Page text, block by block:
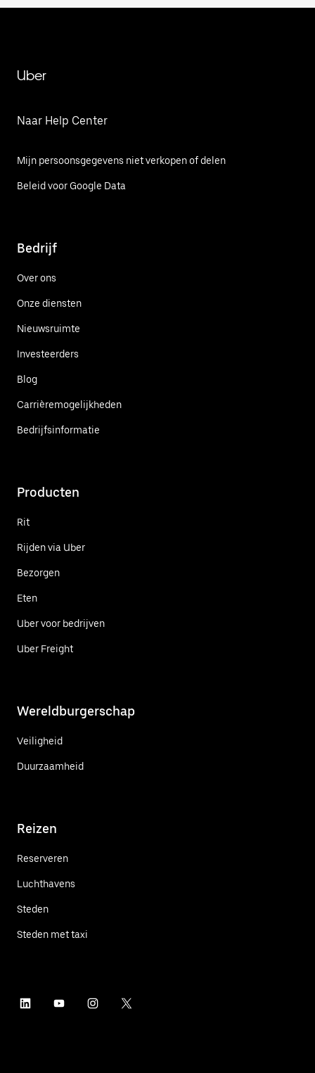
Uber
Naar Help Center
Mijn persoonsgegevens niet verkopen of delen
Beleid voor Google Data
Bedrijf
Over ons
Onze diensten
Nieuwsruimte
Investeerders
Blog
Carrièremogelijkheden
Bedrijfsinformatie
Producten
Rit
Rijden via Uber
Bezorgen
Eten
Uber voor bedrijven
Uber Freight
Wereldburgerschap
Veiligheid
Duurzaamheid
Reizen
Reserveren
Luchthavens
Steden
Steden met taxi